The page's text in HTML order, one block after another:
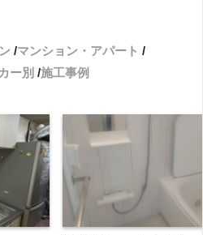
マンション・アパート
ー別 施工事例